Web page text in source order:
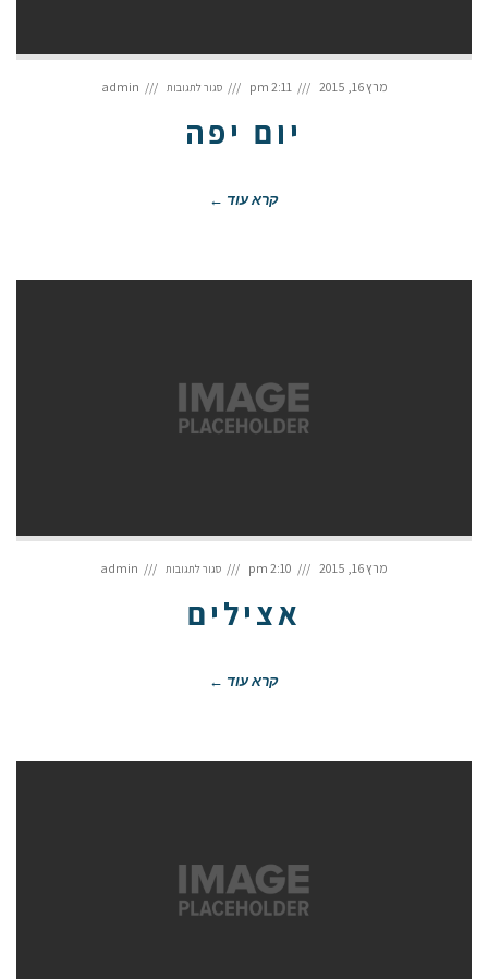
מרץ 16, 2015 2:11 pm סגור לתגובות יפה admin
יום יפה
קרא עוד ←
מרץ 16, 2015 2:10 pm סגור לתגובות אצילים admin
אצילים
קרא עוד ←